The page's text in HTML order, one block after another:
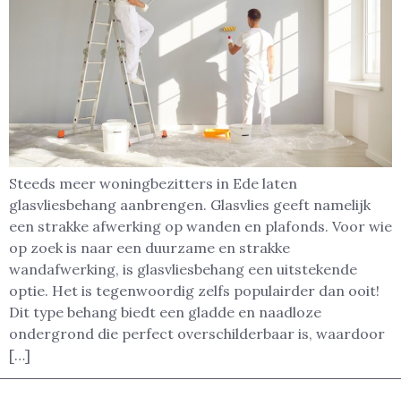
Steeds meer woningbezitters in Ede laten
glasvliesbehang aanbrengen. Glasvlies geeft namelijk
een strakke afwerking op wanden en plafonds. Voor wie
op zoek is naar een duurzame en strakke
wandafwerking, is glasvliesbehang een uitstekende
optie. Het is tegenwoordig zelfs populairder dan ooit!
Dit type behang biedt een gladde en naadloze
ondergrond die perfect overschilderbaar is, waardoor
[…]